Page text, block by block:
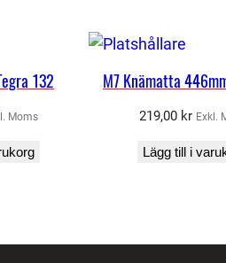
132
Moms
M7 Knämatta
219,00 kr Exkl.
Lägg till i